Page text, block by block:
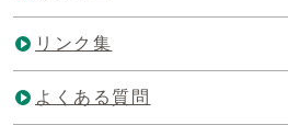
リンク集
よくある質問